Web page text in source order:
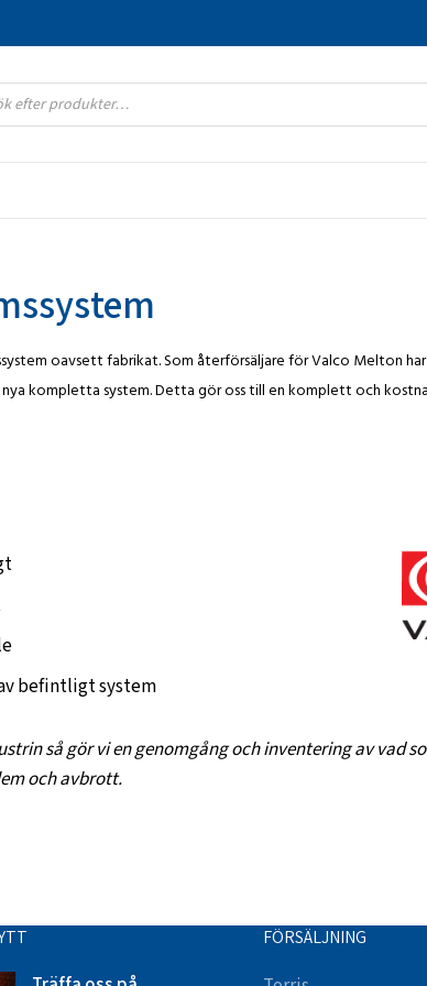
oavsett fabrikat. Som återförsäljare för Valco Melton
kompletta system. Detta gör oss till en komplett och
befintligt system
så gör vi en genomgång och inventering av vad
och avbrott.
FÖRSÄLJNING